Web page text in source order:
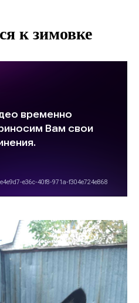
к зимовке